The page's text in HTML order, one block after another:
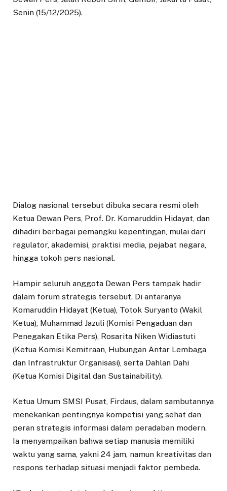
Senin (15/12/2025).
Dialog nasional tersebut dibuka secara resmi oleh
Ketua Dewan Pers, Prof. Dr. Komaruddin Hidayat, dan
dihadiri berbagai pemangku kepentingan, mulai dari
regulator, akademisi, praktisi media, pejabat negara,
hingga tokoh pers nasional.
Hampir seluruh anggota Dewan Pers tampak hadir
dalam forum strategis tersebut. Di antaranya
Komaruddin Hidayat (Ketua), Totok Suryanto (Wakil
Ketua), Muhammad Jazuli (Komisi Pengaduan dan
Penegakan Etika Pers), Rosarita Niken Widiastuti
(Ketua Komisi Kemitraan, Hubungan Antar Lembaga,
dan Infrastruktur Organisasi), serta Dahlan Dahi
(Ketua Komisi Digital dan Sustainability).
Ketua Umum SMSI Pusat, Firdaus, dalam sambutannya
menekankan pentingnya kompetisi yang sehat dan
peran strategis informasi dalam peradaban modern.
Ia menyampaikan bahwa setiap manusia memiliki
waktu yang sama, yakni 24 jam, namun kreativitas dan
respons terhadap situasi menjadi faktor pembeda.